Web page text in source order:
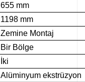
655 mm
1198 mm
Zemine Montaj
Bir Bölge
İki
Alüminyum ekstrüzyon